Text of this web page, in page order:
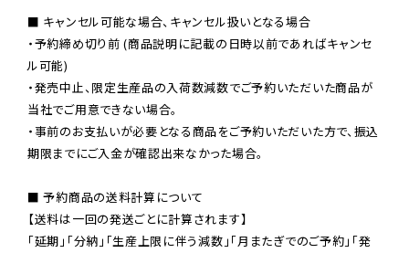
■ キャンセル可能な場合、キャンセル扱いとなる場合
・予約締め切り前 (商品説明に記載の日時以前であればキャンセ
ル可能)
・発売中止、限定生産品の入荷数減数でご予約いただいた商品が
当社でご用意できない場合。
・事前のお支払いが必要となる商品をご予約いただいた方で、振込
期限までにご入金が確認出来なかった場合。
■ 予約商品の送料計算について
【送料は一回の発送ごとに計算されます】
「延期」「分納」「生産上限に伴う減数」「月またぎでのご予約」「発